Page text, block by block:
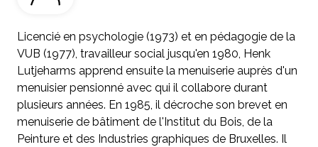
Licencié en psychologie (1973) et en pédagogie de la
VUB (1977), travailleur social jusqu'en 1980, Henk
Lutjeharms apprend ensuite la menuiserie auprès d'un
menuisier pensionné avec qui il collabore durant
plusieurs années. En 1985, il décroche son brevet en
menuiserie de bâtiment de l'Institut du Bois, de la
Peinture et des Industries graphiques de Bruxelles. Il